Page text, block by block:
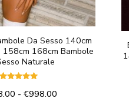
Da Sesso 140cm
168cm Bambole
Naturale
5.00
- €998.00Fascia